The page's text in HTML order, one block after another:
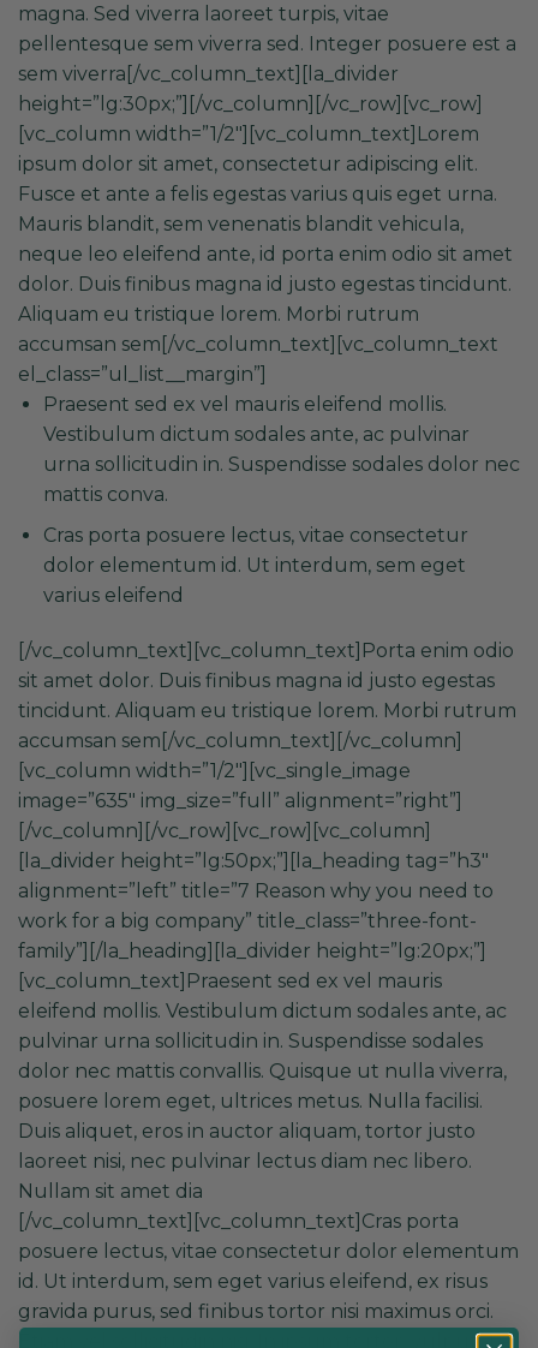
magna. Sed viverra laoreet turpis, vitae
pellentesque sem viverra sed. Integer posuere est a
sem viverra[/vc_column_text][la_divider
height=”lg:30px;”][/vc_column][/vc_row][vc_row]
[vc_column width=”1/2″][vc_column_text]Lorem
ipsum dolor sit amet, consectetur adipiscing elit.
Fusce et ante a felis egestas varius quis eget urna.
Mauris blandit, sem venenatis blandit vehicula,
neque leo eleifend ante, id porta enim odio sit amet
dolor. Duis finibus magna id justo egestas tincidunt.
Aliquam eu tristique lorem. Morbi rutrum
accumsan sem[/vc_column_text][vc_column_text
el_class=”ul_list__margin”]
Praesent sed ex vel mauris eleifend mollis.
Vestibulum dictum sodales ante, ac pulvinar
urna sollicitudin in. Suspendisse sodales dolor nec
mattis conva.
Cras porta posuere lectus, vitae consectetur
dolor elementum id. Ut interdum, sem eget
varius eleifend
[/vc_column_text][vc_column_text]Porta enim odio
sit amet dolor. Duis finibus magna id justo egestas
tincidunt. Aliquam eu tristique lorem. Morbi rutrum
accumsan sem[/vc_column_text][/vc_column]
[vc_column width=”1/2″][vc_single_image
image=”635″ img_size=”full” alignment=”right”]
[/vc_column][/vc_row][vc_row][vc_column]
[la_divider height=”lg:50px;”][la_heading tag=”h3″
alignment=”left” title=”7 Reason why you need to
work for a big company” title_class=”three-font-
family”][/la_heading][la_divider height=”lg:20px;”]
[vc_column_text]Praesent sed ex vel mauris
eleifend mollis. Vestibulum dictum sodales ante, ac
pulvinar urna sollicitudin in. Suspendisse sodales
dolor nec mattis convallis. Quisque ut nulla viverra,
posuere lorem eget, ultrices metus. Nulla facilisi.
Duis aliquet, eros in auctor aliquam, tortor justo
laoreet nisi, nec pulvinar lectus diam nec libero.
Nullam sit amet dia
[/vc_column_text][vc_column_text]Cras porta
posuere lectus, vitae consectetur dolor elementum
id. Ut interdum, sem eget varius eleifend, ex risus
gravida purus, sed finibus tortor nisi maximus orci.
Etiam vel sollicitudin nisi. In ipsum tortor, vulputate